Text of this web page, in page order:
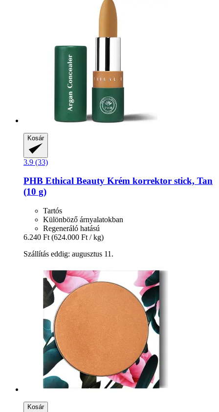
Kosár
3.9 (33)
PHB Ethical Beauty Krém korrektor stick, Tan
(10 g)
Tartós
Különböző árnyalatokban
Regeneráló hatású
6.240 Ft (624.000 Ft / kg)
Szállítás eddig: augusztus 11.
Kosár